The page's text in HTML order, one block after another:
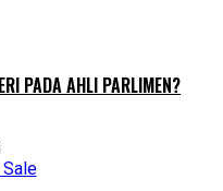
PADA AHLI PARLIMEN?